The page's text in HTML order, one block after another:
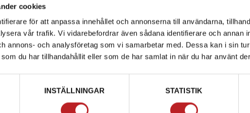
cookies
för att anpassa innehållet och annonserna till användarna,
vår trafik. Vi vidarebefordrar även sådana identifierare och annan
annons- och analysföretag som vi samarbetar med. Dessa kan i sin
du har tillhandahållit eller som de har samlat in när du har använt
INSTÄLLNINGAR STATISTIK